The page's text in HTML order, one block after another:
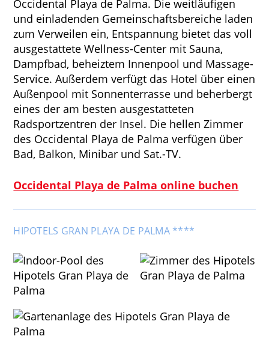
Occidental Playa de Palma. Die weitläufigen
und einladenden Gemeinschaftsbereiche laden
zum Verweilen ein, Entspannung bietet das voll
ausgestattete Wellness-Center mit Sauna,
Dampfbad, beheiztem Innenpool und Massage-
Service. Außerdem verfügt das Hotel über einen
Außenpool mit Sonnenterrasse und beherbergt
eines der am besten ausgestatteten
Radsportzentren der Insel. Die hellen Zimmer
des Occidental Playa de Palma verfügen über
Bad, Balkon, Minibar und Sat.-TV.
Occidental Playa de Palma online buchen
HIPOTELS GRAN PLAYA DE PALMA ****